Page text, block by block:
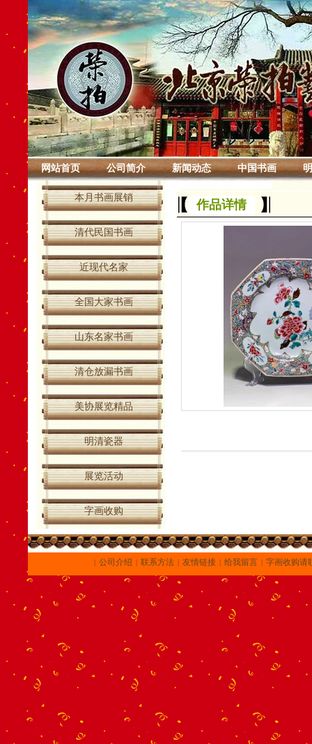
网站首页 公司简介 新闻动态 中国书画
本月书画展销
清代民国书画
近现代名家
全国大家书画
山东名家书画
清仓放漏书画
美协展览精品
明清瓷器
展览活动
字画收购
作品详情
| 公司介绍 | 联系方法 | 友情链接 | 给我留言 | 字画收购请